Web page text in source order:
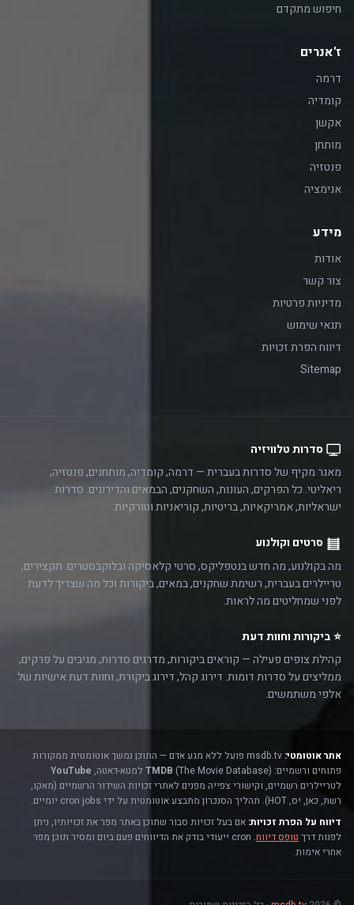
חיפוש מתקדם
ז'אנרים
דרמה
קומדיה
אקשן
מותחן
פנטזיה
אנימציה
מידע
אודות
צור קשר
מדיניות פרטיות
תנאי שימוש
דיווח הפרת זכויות
Sitemap
סדרות טלוויזיה
מאגר מקיף של סדרות בעברית — דרמה, קומדיה, מותחנים, פנטזיה,
ריאליטי. כל הפרקים, העונות, השחקנים, הבמאים והדירוגים. סדרות
ישראליות, אמריקאיות, בריטיות, קוריאניות וטורקיות.
סרטים וקולנוע
מה בקולנוע, מה חדש בנטפליקס, סרטי קלאסיקה ובלוקבסטרים. תקצירים,
טריילרים בעברית, רשימת שחקנים, במאים, ביקורות וכל מה שצריך לדעת
לפני שמחליטים מה לראות.
⭐ ביקורות וחוות דעת
קהילת צופים פעילה — קוראים ביקורות, מדרגים סדרות, מגיבים על פרקים,
ממליצים על סדרות דומות. דירוג קהל, דירוג ביקורת, וחוות דעת אישיות של
אלפי משתמשים.
אתר אוטומטי:
msdb.tv פועל ללא מגע אדם — התוכן נמשך אוטומטית ממקורות
פתוחים ורשמיים:
TMDB (The Movie Database) למטא-דאטה,
YouTube
לטריילרים רשמיים, וקישורי צפייה מפנים לאתרי זכויות השידור הרשמיים (מאקו,
רשת, כאן, יס, HOT). תהליך הסנכרון מתבצע אוטומטית על ידי cron jobs יומיים.
דיווח על הפרת זכויות: אם בעל זכויות סבור שתוכן באתר מפר את זכויותיו, ניתן
לפנות דרך טופס דיווח
. cron ייעודי בודק את הדיווחים פעם ביום ומסיר תוכן מפר
אחרי אימות.